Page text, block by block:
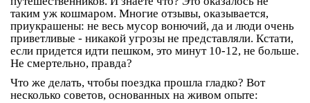
таким уж кошмаром. Многие отзывы, оказывается,
приукрашены: не весь мусор вонючий, да и люди очень
приветливые - никакой угрозы не представляли. Кстати,
если придется идти пешком, это минут 10-12, не больше.
Не смертельно, правда?
Что же делать, чтобы поездка прошла гладко? Вот
несколько советов, основанных на живом опыте: